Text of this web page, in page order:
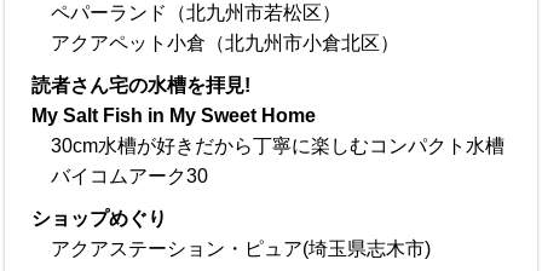
ペパーランド（北九州市若松区）
アクアペット小倉（北九州市小倉北区）
読者さん宅の水槽を拝見!
My Salt Fish in My Sweet Home
30cm水槽が好きだから丁寧に楽しむコンパクト水槽
バイコムアーク30
ショップめぐり
アクアステーション・ピュア(埼玉県志木市)